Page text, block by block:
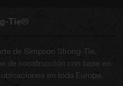
Tie®
de Simpson Strong-Tie,
de construcción con base en
en toda Europa.